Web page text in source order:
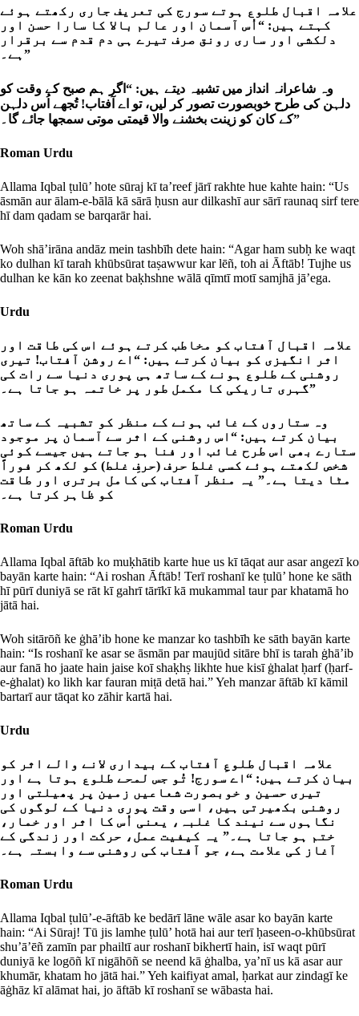
علامہ اقبال طلوع ہوتے سورج کی تعریف جاری رکھتے ہوئے
کہتے ہیں: “اُس آسمان اور عالم بالا کا سارا حسن اور
دلکشی اور ساری رونق صرف تیرے ہی دم قدم سے برقرار
ہے۔”
وہ شاعرانہ انداز میں تشبیہ دیتے ہیں: “اگر ہم صبح کے وقت کو
دلہن کی طرح خوبصورت تصور کر لیں، تو اے آفتاب! تُجھے اُس دلہن
کے کان کو زینت بخشنے والا قیمتی موتی سمجھا جائے گا۔”
Roman Urdu
Allama Iqbal ṭulū’ hote sūraj kī ta’reef jārī rakhte hue kahte hain: “Us
āsmān aur ālam-e-bālā kā sārā ḥusn aur dilkashī aur sārī raunaq sirf tere
hī dam qadam se barqarār hai.
Woh shā’irāna andāz mein tashbīh dete hain: “Agar ham subḥ ke waqt
ko dulhan kī tarah khūbsūrat taṣawwur kar lēñ, toh ai Āftāb! Tujhe us
dulhan ke kān ko zeenat baḳhshne wālā qīmtī motī samjhā jā’ega.
Urdu
علامہ اقبال آفتاب کو مخاطب کرتے ہوئے اس کی طاقت اور
اثر انگیزی کو بیان کرتے ہیں: “اے روشن آفتاب! تیری
روشنی کے طلوع ہونے کے ساتھ ہی پوری دنیا سے رات کی
گہری تاریکی کا مکمل طور پر خاتمہ ہو جاتا ہے۔”
وہ ستاروں کے غائب ہونے کے منظر کو تشبیہ کے ساتھ
بیان کرتے ہیں: “اس روشنی کے اثر سے آسمان پر موجود
ستارے بھی اس طرح غائب اور فنا ہو جاتے ہیں جیسے کوئی
شخص لکھتے ہوئے کسی غلط حرف (حرفِ غلط) کو لکھ کر فوراً
مٹا دیتا ہے۔” یہ منظر آفتاب کی کامل برتری اور طاقت
کو ظاہر کرتا ہے۔
Roman Urdu
Allama Iqbal āftāb ko muḳhātib karte hue us kī tāqat aur asar angezī ko
bayān karte hain: “Ai roshan Āftāb! Terī roshanī ke ṭulū’ hone ke sāth
hī pūrī duniyā se rāt kī gahrī tārīkī kā mukammal taur par khatamā ho
jātā hai.
Woh sitārōñ ke ġhā’ib hone ke manzar ko tashbīh ke sāth bayān karte
hain: “Is roshanī ke asar se āsmān par maujūd sitāre bhī is tarah ġhā’ib
aur fanā ho jaate hain jaise koī shaḳhṣ likhte hue kisī ġhalat ḥarf (ḥarf-
e-ġhalat) ko likh kar fauran miṭā detā hai.” Yeh manzar āftāb kī kāmil
bartarī aur tāqat ko zāhir kartā hai.
Urdu
علامہ اقبال طلوعِ آفتاب کے بیداری لانے والے اثر کو
بیان کرتے ہیں: “اے سورج! تُو جس لمحے طلوع ہوتا ہے اور
تیری حسین و خوبصورت شعاعیں زمین پر پھیلتی اور
روشنی بکھیرتی ہیں، اسی وقت پوری دنیا کے لوگوں کی
نگاہوں سے نیند کا غلبہ، یعنی اُس کا اثر اور خمار،
ختم ہو جاتا ہے۔” یہ کیفیت عمل، حرکت اور زندگی کے
آغاز کی علامت ہے، جو آفتاب کی روشنی سے وابستہ ہے۔
Roman Urdu
Allama Iqbal ṭulū’-e-āftāb ke bedārī lāne wāle asar ko bayān karte
hain: “Ai Sūraj! Tū jis lamhe ṭulū’ hotā hai aur terī ḥaseen-o-khūbsūrat
shu’ā’ēñ zamīn par phailtī aur roshanī bikhertī hain, isī waqt pūrī
duniyā ke logōñ kī nigāhōñ se neend kā ġhalba, ya’nī us kā asar aur
khumār, khatam ho jātā hai.” Yeh kaifiyat amal, ḥarkat aur zindagī ke
āġhāz kī alāmat hai, jo āftāb kī roshanī se wābasta hai.